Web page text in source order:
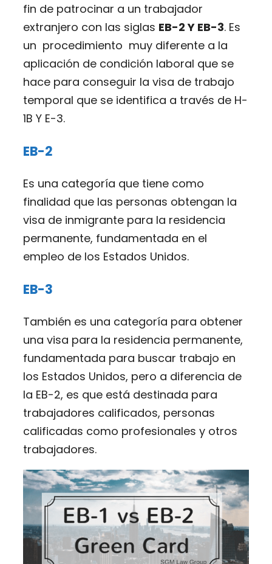
fin de patrocinar a un trabajador
extranjero con las siglas EB-2 Y EB-3. Es
un procedimiento muy diferente a la
aplicación de condición laboral que se
hace para conseguir la visa de trabajo
temporal que se identifica a través de H-
1B Y E-3.
EB-2
Es una categoría que tiene como
finalidad que las personas obtengan la
visa de inmigrante para la residencia
permanente, fundamentada en el
empleo de los Estados Unidos.
EB-3
También es una categoría para obtener
una visa para la residencia permanente,
fundamentada para buscar trabajo en
los Estados Unidos, pero a diferencia de
la EB-2, es que está destinada para
trabajadores calificados, personas
calificadas como profesionales y otros
trabajadores.